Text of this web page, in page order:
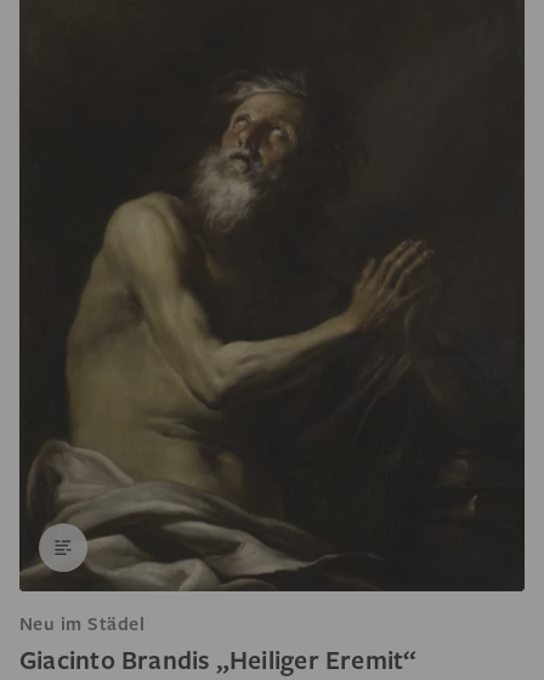
Neu im Städel
Giacinto Brandis „Heiliger Eremit“